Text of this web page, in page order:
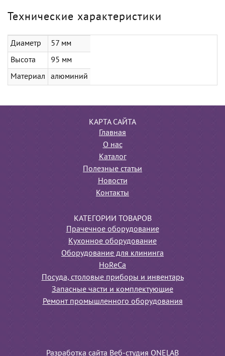
Технические характеристики
Диаметр 57 мм
Высота 95 мм
Материал алюминий
КАРТА САЙТА
Главная
О нас
Каталог
Полезные статьи
Новости
Контакты
КАТЕГОРИИ ТОВАРОВ
Прачечное оборудование
Кухонное оборудование
Оборудование для клининга
HoReCa
Посуда, столовые приборы и инвентарь
Запасные части и комплектующие
Ремонт промышленного оборудования
Разработка сайта Веб-студия ONELAB